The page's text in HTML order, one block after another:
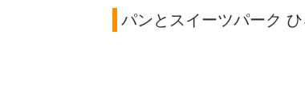
パンとスイーツパーク